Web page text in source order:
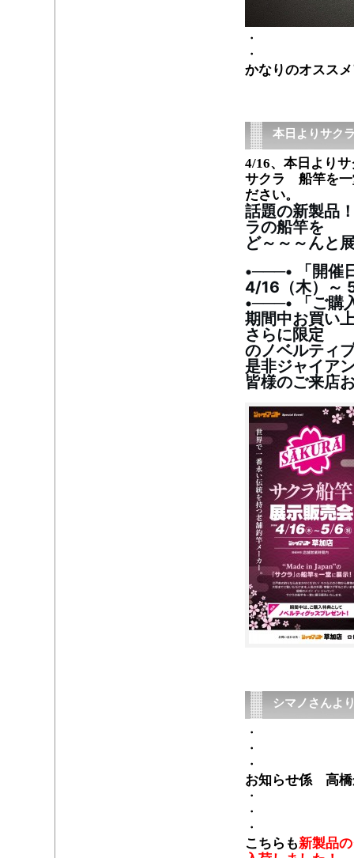
・
・
かなりのオスス
本日よりサク
4/16、本日より
サクラ 船竿を一
ださい。
話題の新製品
ラの船竿を
ど～～～んと
•───• 「開催
4/16（木）～
•───• 「ご購
期間中お買い
さらに限定
のノベルティ
是非ジャイア
皆様のご来店
シマノさんよ
・
・
・
お知らせ係 高橋
・
・
・
こちらも新製品